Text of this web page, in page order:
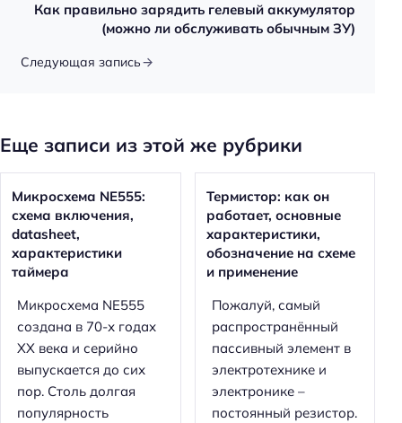
Как правильно зарядить гелевый аккумулятор
(можно ли обслуживать обычным ЗУ)
Следующая запись
Еще записи из этой же рубрики
Микросхема NE555:
схема включения,
datasheet,
характеристики
таймера
Микросхема NE555
создана в 70-х годах
XX века и серийно
выпускается до сих
пор. Столь долгая
популярность
Термистор: как он
работает, основные
характеристики,
обозначение на схеме
и применение
Пожалуй, самый
распространённый
пассивный элемент в
электротехнике и
электронике –
постоянный резистор.